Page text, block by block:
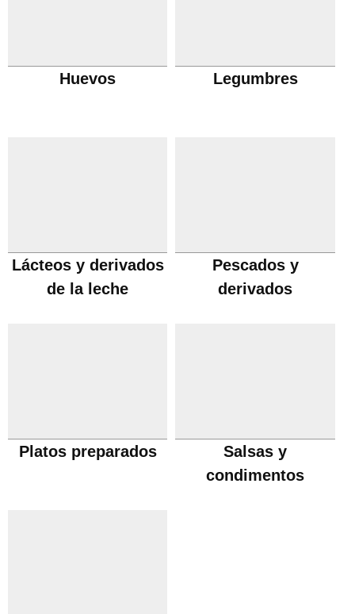
Huevos Legumbres
Lácteos y derivados
de la leche
Pescados y
derivados
Platos preparados
Salsas y
condimentos